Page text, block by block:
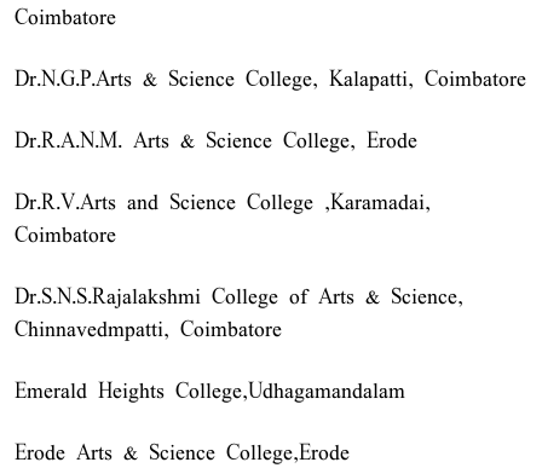
Coimbatore
Dr.N.G.P.Arts & Science College, Kalapatti, Coimbatore
Dr.R.A.N.M. Arts & Science College, Erode
Dr.R.V.Arts and Science College ,Karamadai,
Coimbatore
Dr.S.N.S.Rajalakshmi College of Arts & Science,
Chinnavedmpatti, Coimbatore
Emerald Heights College,Udhagamandalam
Erode Arts & Science College,Erode